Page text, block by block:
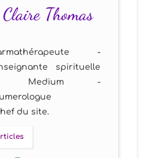
Claire Thomas
-
spirituelle
Medium -
du site.